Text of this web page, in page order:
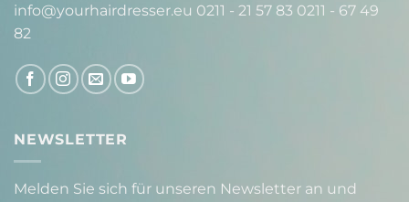
info@yourhairdresser.eu 0211 - 21 57 83 0211 - 67 49
82
NEWSLETTER
Melden Sie sich für unseren Newsletter an und